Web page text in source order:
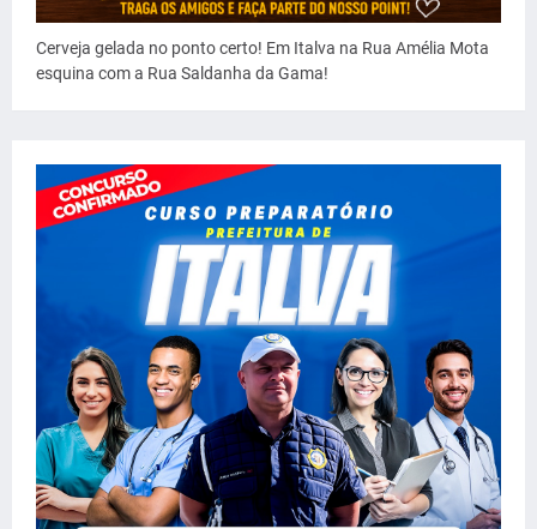
Cerveja gelada no ponto certo! Em Italva na Rua Amélia Mota
esquina com a Rua Saldanha da Gama!